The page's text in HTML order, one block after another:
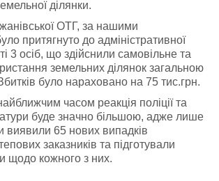
ділянки.
ОТГ, за нашими
притягнуто до адміністративної
3 осіб, що здійснили самовільне та
земельних ділянок загальною
було нараховано на 75 тис.грн.
часом реакція поліції та
буде значно більшою, адже лише
виявили 65 нових випадків
заказників та підготували
щодо кожного з них.